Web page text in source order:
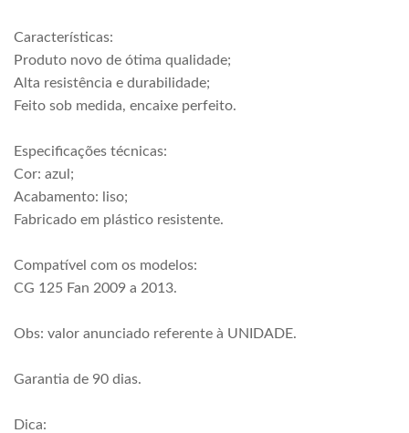
Características:
Produto novo de ótima qualidade;
Alta resistência e durabilidade;
Feito sob medida, encaixe perfeito.
Especificações técnicas:
Cor: azul;
Acabamento: liso;
Fabricado em plástico resistente.
Compatível com os modelos:
CG 125 Fan 2009 a 2013.
Obs: valor anunciado referente à UNIDADE.
Garantia de 90 dias.
Dica: